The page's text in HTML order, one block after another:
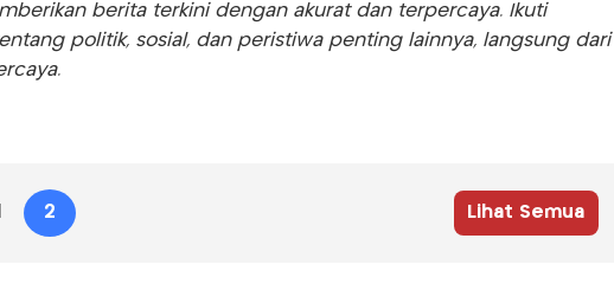
berita terkini dengan akurat dan terpercaya. Ikuti
politik, sosial, dan peristiwa penting lainnya, langsung dari
2 Lihat Semua